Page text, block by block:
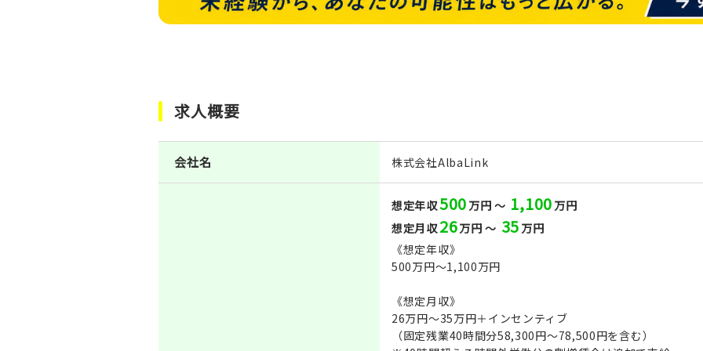
求人概要
会社名 株式会社AlbaLink
想定年収500 万円 ～ 1,100 万円
想定月収26万円 ～ 35 万円
《想定年収》
500万円～1,100万円
《想定月収》
26万円～35万円＋インセンティブ
（固定残業40時間分58,300円～78,500円を含む）